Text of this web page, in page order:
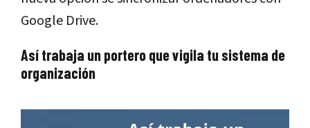
Google Drive.
Así trabaja un portero que vigila tu sistema de
organización